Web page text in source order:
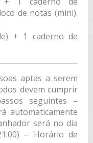
de notas (mini).
+ 1 caderno de
aptas a serem
devem cumprir
seguintes –
automaticamente
será no dia
– Horário de